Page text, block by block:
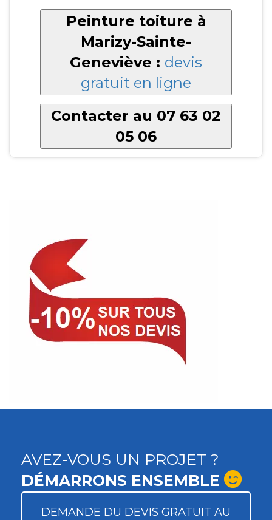
Peinture toiture à
Marizy-Sainte-
Geneviève : devis
gratuit en ligne
Contacter au 07 63 02
05 06
AVEZ-VOUS UN PROJET ?
DÉMARRONS ENSEMBLE
DEMANDE DU DEVIS GRATUIT AU